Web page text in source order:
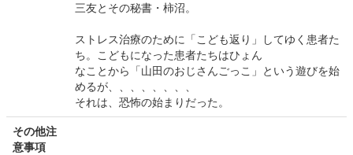
三友とその秘書・柿沼。
ストレス治療のために「こども返り」してゆく患者た
ち。こどもになった患者たちはひょん
なことから「山田のおじさんごっこ」という遊びを始
めるが、、、、、、、、
それは、恐怖の始まりだった。
その他注
意事項